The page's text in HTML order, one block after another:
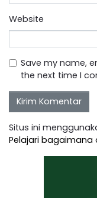
Website
Save my name,
the next time I
Situs ini
Pelajari